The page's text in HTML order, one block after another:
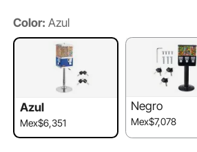
Color: Azul
Azul
Mex$6,351
Negro
Mex$7,078